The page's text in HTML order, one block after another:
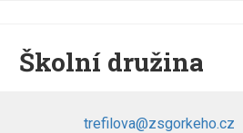
Školní družina
trefilova@zsgorkeho.cz